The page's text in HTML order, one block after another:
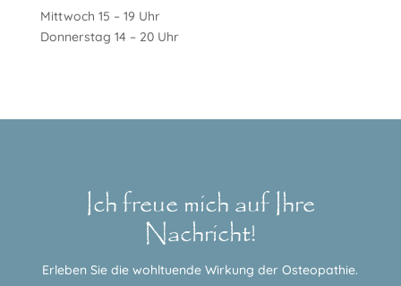
Mittwoch 15 – 19 Uhr
Donnerstag 14 – 20 Uhr
Ich freue mich auf Ihre
Nachricht!
Erleben Sie die wohltuende Wirkung der Osteopathie.